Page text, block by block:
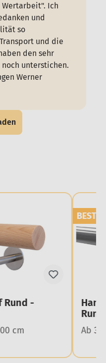
Ich
und
so
und die
den sehr
unterstichen.
Werner
Rund -
cm
Rund
Ab